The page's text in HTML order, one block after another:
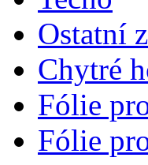
Ostatní
Chytré
Fólie
Fólie